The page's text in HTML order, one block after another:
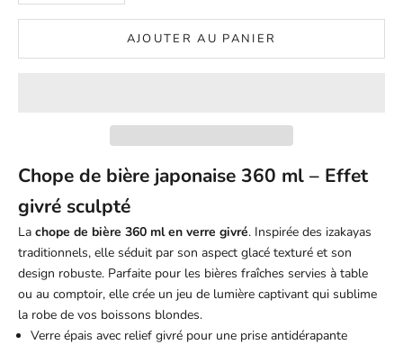
AJOUTER AU PANIER
Chope de bière japonaise 360 ml – Effet
givré sculpté
La chope de bière 360 ml en verre givré. Inspirée des izakayas
traditionnels, elle séduit par son aspect glacé texturé et son
design robuste. Parfaite pour les bières fraîches servies à table
ou au comptoir, elle crée un jeu de lumière captivant qui sublime
la robe de vos boissons blondes.
Verre épais avec relief givré pour une prise antidérapante